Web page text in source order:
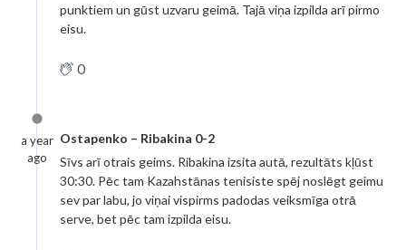
punktiem un gūst uzvaru geimā. Tajā viņa izpilda arī pirmo
eisu.
0
a year
ago
Ostapenko – Ribakina 0-2
Sīvs arī otrais geims. Ribakina izsita autā, rezultāts kļūst
30:30. Pēc tam Kazahstānas tenisiste spēj noslēgt geimu
sev par labu, jo viņai vispirms padodas veiksmīga otrā
serve, bet pēc tam izpilda eisu.